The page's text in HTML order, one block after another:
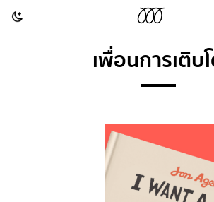
เพื่อนการเติบ